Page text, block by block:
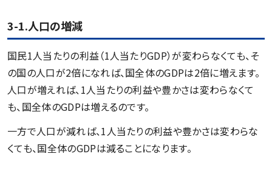
3-1.人口の増減
国民1人当たりの利益（1人当たりGDP）が変わらなくても、そ
の国の人口が2倍になれば、国全体のGDPは2倍に増えます。
人口が増えれば、1人当たりの利益や豊かさは変わらなくて
も、国全体のGDPは増えるのです。
一方で人口が減れば、1人当たりの利益や豊かさは変わらな
くても、国全体のGDPは減ることになります。